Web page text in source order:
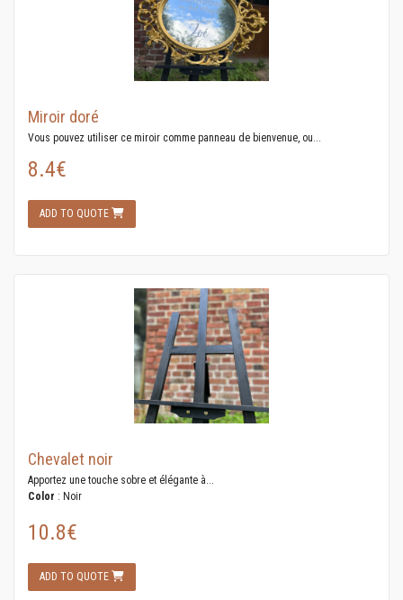
Miroir doré
Vous pouvez utiliser ce miroir comme panneau de bienvenue, ou...
8.4€
ADD TO QUOTE
Chevalet noir
Apportez une touche sobre et élégante à...
Color : Noir
10.8€
ADD TO QUOTE